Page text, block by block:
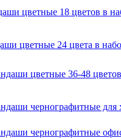
цветные 18 цветов в
цветные 24 цвета в
цветные 36-48
чернографитные для
чернографитные